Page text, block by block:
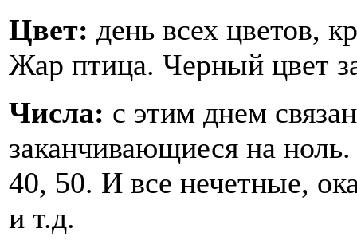
Цвет: день всех цветов,
Жар птица. Черный цвет
Числа: с этим днем
заканчивающиеся на
40, 50. И все нечетные,
и т.д.